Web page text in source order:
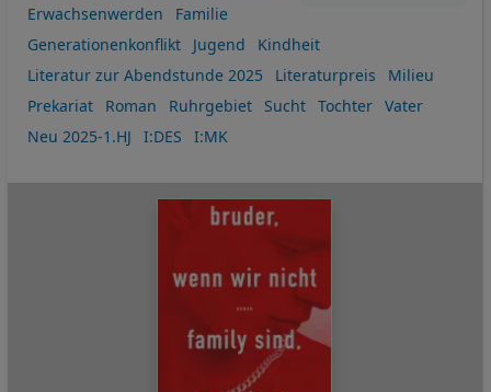
Erwachsenwerden
Familie
Generationenkonflikt
Jugend
Kindheit
Literatur zur Abendstunde 2025
Literaturpreis
Milieu
Prekariat
Roman Ruhrgebiet Sucht Tochter
Vater
Neu 2025-1.HJ
I:DES I:MK